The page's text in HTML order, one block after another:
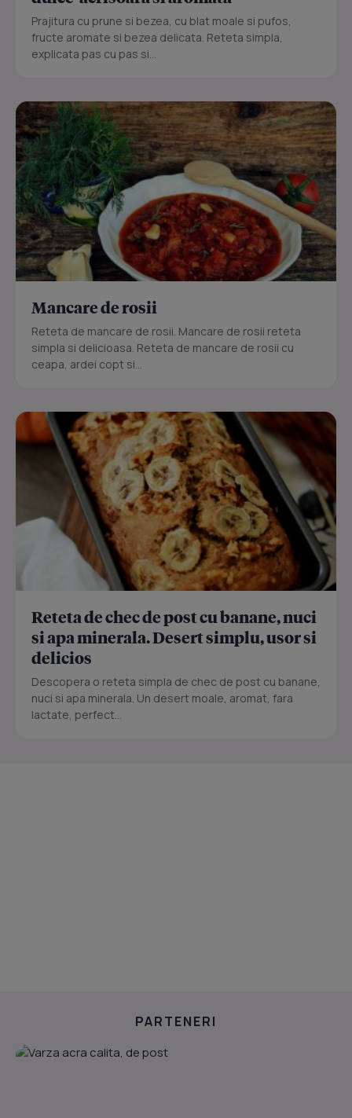
Prajitura cu prune si bezea, cu blat moale si pufos,
fructe aromate si bezea delicata. Reteta simpla,
explicata pas cu pas si...
Mancare de rosii
Reteta de mancare de rosii. Mancare de rosii reteta
simpla si delicioasa. Reteta de mancare de rosii cu
ceapa, ardei copt si...
Reteta de chec de post cu banane, nuci
si apa minerala. Desert simplu, usor si
delicios
Descopera o reteta simpla de chec de post cu banane,
nuci si apa minerala. Un desert moale, aromat, fara
lactate, perfect...
PARTENERI